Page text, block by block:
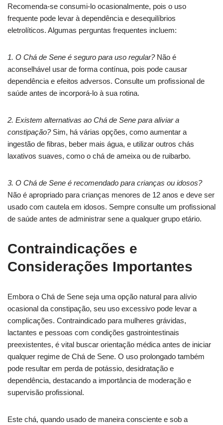
Recomenda-se consumi-lo ocasionalmente, pois o uso
frequente pode levar à dependência e desequilíbrios
eletrolíticos. Algumas perguntas frequentes incluem:
1. O Chá de Sene é seguro para uso regular?Não é
aconselhável usar de forma contínua, pois pode causar
dependência e efeitos adversos. Consulte um profissional de
saúde antes de incorporá-lo à sua rotina.
2. Existem alternativas ao Chá de Sene para aliviar a
constipação?Sim, há várias opções, como aumentar a
ingestão de fibras, beber mais água, e utilizar outros chás
laxativos suaves, como o chá de ameixa ou de ruibarbo.
3. O Chá de Sene é recomendado para crianças ou idosos?
Não é apropriado para crianças menores de 12 anos e deve ser
usado com cautela em idosos. Sempre consulte um profissional
de saúde antes de administrar sene a qualquer grupo etário.
Contraindicações e
Considerações Importantes
Embora o Chá de Sene seja uma opção natural para alívio
ocasional da constipação, seu uso excessivo pode levar a
complicações. Contraindicado para mulheres grávidas,
lactantes e pessoas com condições gastrointestinais
preexistentes, é vital buscar orientação médica antes de iniciar
qualquer regime de Chá de Sene. O uso prolongado também
pode resultar em perda de potássio, desidratação e
dependência, destacando a importância de moderação e
supervisão profissional.
Este chá, quando usado de maneira consciente e sob a